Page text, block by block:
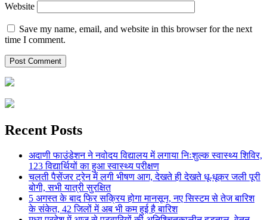
Website
Save my name, email, and website in this browser for the next
time I comment.
Recent Posts
अदाणी फाउंडेशन ने नवोदय विद्यालय में लगाया निःशुल्क स्वास्थ्य शिविर,
123 विद्यार्थियों का हुआ स्वास्थ्य परीक्षण
चलती पैसेंजर ट्रेन में लगी भीषण आग, देखते ही देखते धू-धूकर जली पूरी
बोगी, सभी यात्री सुरक्षित
5 अगस्त के बाद फिर सक्रिय होगा मानसून, नए सिस्टम से तेज बारिश
के संकेत, 42 जिलों में अब भी कम हुई है बारिश